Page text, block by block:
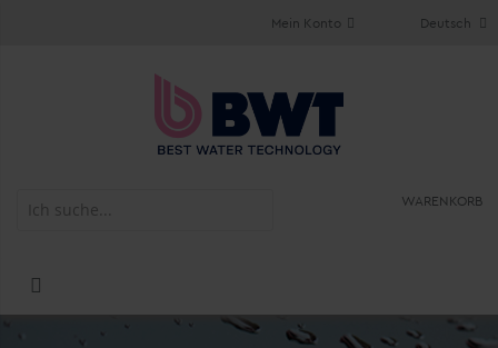
Deutsch
Mein Konto
WARENKORB